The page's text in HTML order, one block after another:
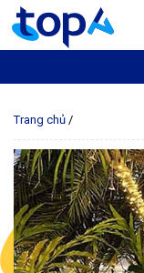
Trang chủ /